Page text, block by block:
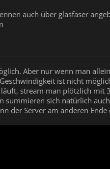
auch über glasfaser
Aber nur wenn man
ist nicht
stream man plötzlich mit
summieren sich natürlich
der Server am anderen Ende